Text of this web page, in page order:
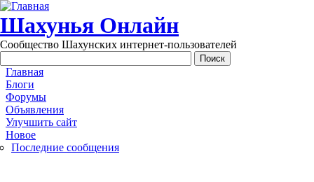
Перейти к основному содержанию
Шахунья Онлайн
Сообщество Шахунских интернет-пользователей
Main menu
Главная
Блоги
Форумы
Объявления
Улучшить сайт
Новое
Последние сообщения